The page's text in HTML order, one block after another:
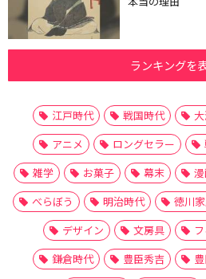
ランキングを
江戸時代 戦国時代
アニメ
ロングセラー
雑学
お菓子 幕末
べらぼう
明治時代 徳川
デザイン
文房具
鎌倉時代
豊臣秀吉